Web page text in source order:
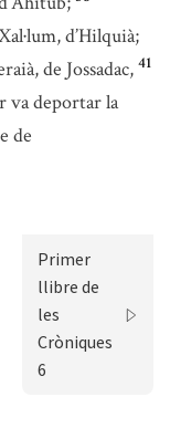
d’Hilquià;
de Jossadac, 41
va deportar la
de
Primer
llibre de
les
Cròniques
6